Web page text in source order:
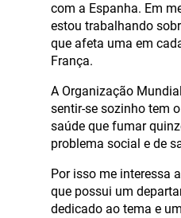
com a Espanha. Em
estou trabalhando
que afeta uma em
França.
A Organização
sentir-se sozinho tem
saúde que fumar
problema social e de
Por isso me interessa
que possui um
dedicado ao tema e